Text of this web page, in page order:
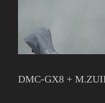
DMC-GX8 +